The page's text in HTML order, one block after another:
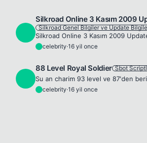
Silkroad Online 3 Kasım 2009
Silkroad Genel Bilgiler ve Update
celebrity·16 yil once
88 Level Royal Soldier Sbot
celebrity·16 yil once